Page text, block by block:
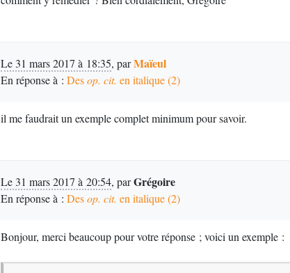
Le 31 mars 2017 à 18:35, parMaïeul
En réponse à : Desop. cit. en italique (2)
il me faudrait un exemple complet minimum pour savoir.
Le 31 mars 2017 à 20:54, parGrégoire
En réponse à : Desop. cit. en italique (2)
Bonjour, merci beaucoup pour votre réponse ; voici un exemple :